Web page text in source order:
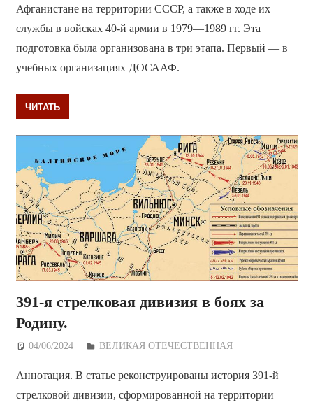
Афганистане на территории СССР, а также в ходе их
службы в войсках 40-й армии в 1979—1989 гг. Эта
подготовка была организована в три этапа. Первый — в
учебных организациях ДОСААФ.
ЧИТАТЬ
391-я стрелковая дивизия в боях за
Родину.
04/06/2024 Дежурный по Редакции
ВЕЛИКАЯ ОТЕЧЕСТВЕННАЯ
Аннотация. В статье реконструированы история 391-й
стрелковой дивизии, сформированной на территории